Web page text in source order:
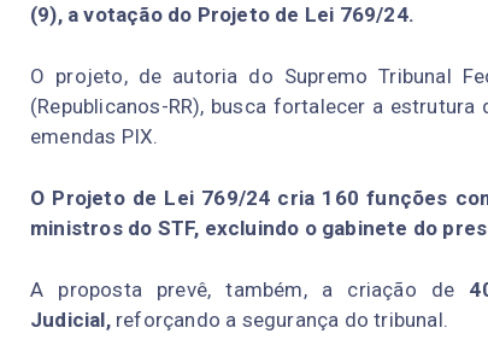
(9), a votação do Projeto de Lei 769/24.
O projeto, de autoria do Supremo Tribunal
(Republicanos-RR), busca fortalecer a
emendas PIX.
O Projeto de Lei 769/24 cria 160 funções
ministros do STF, excluindo o gabinete do
A proposta prevê, também, a criação de
Judicial,reforçando a segurança do tribunal.